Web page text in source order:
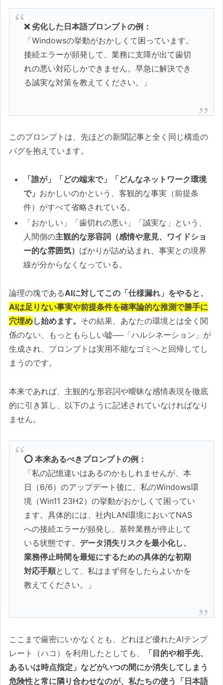
❌ 劣化した日本語プロンプトの例：
「Windowsの挙動がおかしくて困っています。
接続エラーが頻発して、業務に支障が出て歯切
れの悪い対応しかできません。早急に解決でき
る誠実な対策を教えてください。」
このプロンプトは、先ほどの新聞記事と全く同じ構造の
バグを抱えています。
「誰が」「どの端末で」「どんなネットワーク環境
で」 おかしいのかという、客観的な事実（前提条
件）がすべて省略されている。
「おかしい」「歯切れの悪い」「誠実な」という、
人間側の主観的な形容詞（感情や意見、ワイドショ
ー的な雰囲気） ばかりが詰め込まれ、事実との境界
線が分からなくなっている。
論理の塊であるAIに対してこの「仕様漏れ」をやると、
AIは足りない事実や前提条件を確率論的な推測で勝手に
穴埋めし始めます。 その結果、あなたの環境とは全く関
係のない、もっともらしい嘘──「ハルシネーション」が
生成され、プロンプトは実用不能なゴミへと回帰してし
まうのです。
本来であれば、主観的な形容詞や曖昧な感情表現を徹底
的に引き算し、以下のように記述されていなければなり
ません。
⭕ 本来あるべきプロンプトの例：
「私の記憶違いはあるのかもしれませんが、本
日（6/6）のアップデート後に、私のWindows環
境（Win11 23H2）の挙動がおかしくて困ってい
ます。具体的には、社内LAN環境においてNAS
への接続エラーが頻発し、基幹業務が停止して
いる状態です。 データ消失リスクを最小化し、
業務停止時間を最短にするための具体的な初期
対応手順として、私はまず何をしたらよいかを
教えてください。」
ここまで厳密にいかなくとも、どれほど優れたAIテンプ
レート（ハコ）を利用したとしても、
「目的や相手先、
あるいは時点指定」などがいつの間にか消失してしまう
危険性と常に隣り合わせなのが、私たちの使う「日本語